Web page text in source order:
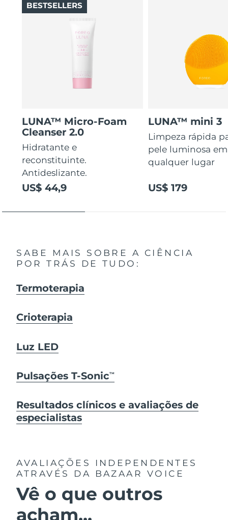
LUNA™ Micro-Foam
Cleanser 2.0
Hidratante e
reconstituinte.
Antideslizante.
US$ 44,9
BESTSELLERS
LUNA™ mini 3
Limpeza rápida
pele luminosa em
qualquer lugar
US$ 179
SABE MAIS SOBRE A CIÊNCIA
POR TRÁS DE TUDO:
Termoterapia
Crioterapia
Luz LED
Pulsações T-SonicTM
Resultados clínicos e avaliações de
especialistas
AVALIAÇÕES INDEPENDENTES
ATRAVÉS DA BAZAAR VOICE
Vê o que outros
acham...